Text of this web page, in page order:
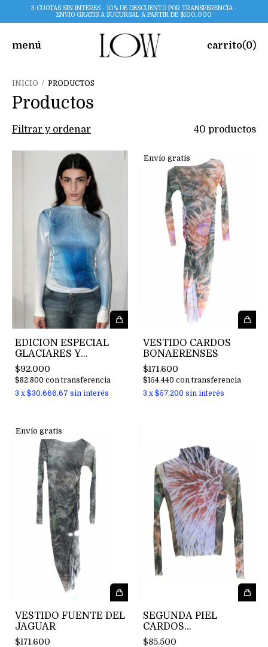
3 CUOTAS SIN INTERES - 10% DE DESCUENTO POR TRANSFERENCIA -
ENVIO GRATIS A SUCURSAL A PARTIR DE $100.000
menú carrito(0)
INICIO / PRODUCTOS
Productos
Filtrar y ordenar 40 productos
EDICION ESPECIAL
GLACIARES Y
CURIOSIDADES 11/11
$92.000
$82.800 con transferencia
3 x $30.666,67 sin interés
Envío gratis
VESTIDO CARDOS
BONAERENSES
$171.600
$154.440 con transferencia
3 x $57.200 sin interés
Envío gratis
VESTIDO FUENTE DEL
JAGUAR
$171.600
SEGUNDA PIEL
CARDOS
BONAERENSES
$85.500